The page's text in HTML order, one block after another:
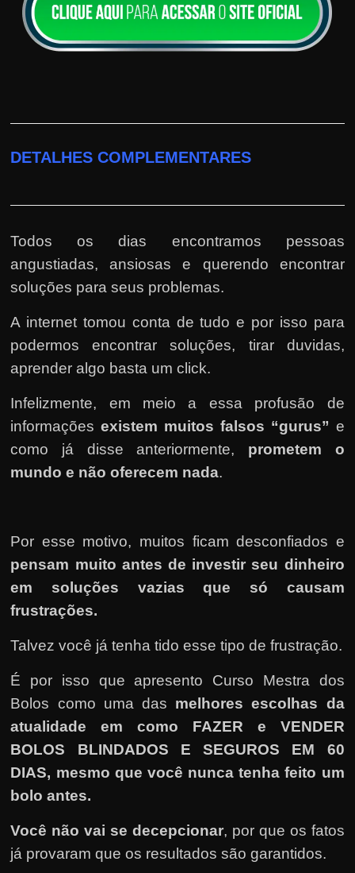
DETALHES COMPLEMENTARES
Todos os dias encontramos pessoas
angustiadas, ansiosas e querendo encontrar
soluções para seus problemas.
A internet tomou conta de tudo e por isso para
podermos encontrar soluções, tirar duvidas,
aprender algo basta um click.
Infelizmente, em meio a essa profusão de
informaçõesexistem muitos falsos “gurus” e
como já disse anteriormente, prometem o
mundo e não oferecem nada.
Por esse motivo, muitos ficam desconfiados e
pensam muito antes de investir seu dinheiro
em soluções vazias que só causam
frustrações.
Talvez você já tenha tido esse tipo de frustração.
É por isso que apresento Curso Mestra dos
Bolos como uma das melhores escolhas da
atualidade em como FAZER e VENDER
BOLOS BLINDADOS E SEGUROS EM 60
DIAS, mesmo que você nunca tenha feito um
bolo antes.
Você não vai se decepcionar, por que os fatos
já provaram que os resultados são garantidos.